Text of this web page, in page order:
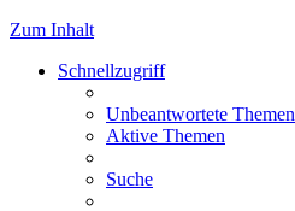
Zum Inhalt
Schnellzugriff
Unbeantwortete Themen
Aktive Themen
Suche